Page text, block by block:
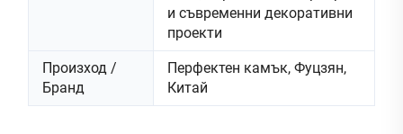
и съвременни декоративни
проекти
Произход /
Бранд
Перфектен камък, Фуцзян,
Китай